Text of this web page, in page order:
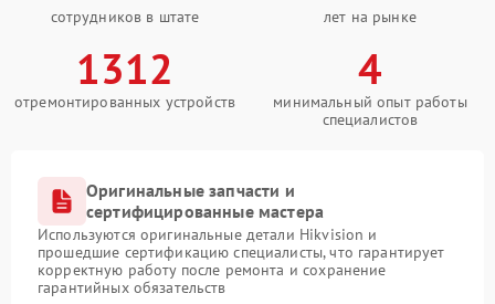
сотрудников в штате лет на рынке
1312
отремонтированных устройств
4
минимальный опыт работы
специалистов
Оригинальные запчасти и
сертифицированные мастера
Используются оригинальные детали Hikvision и
прошедшие сертификацию специалисты, что гарантирует
корректную работу после ремонта и сохранение
гарантийных обязательств